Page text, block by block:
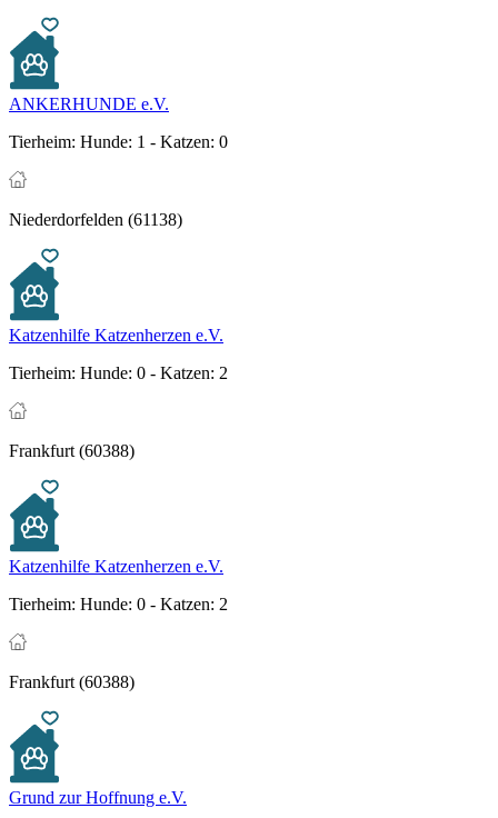
ANKERHUNDE e.V.
Tierheim: Hunde: 1 - Katzen: 0
Niederdorfelden (61138)
Katzenhilfe Katzenherzen e.V.
Tierheim: Hunde: 0 - Katzen: 2
Frankfurt (60388)
Katzenhilfe Katzenherzen e.V.
Tierheim: Hunde: 0 - Katzen: 2
Frankfurt (60388)
Grund zur Hoffnung e.V.